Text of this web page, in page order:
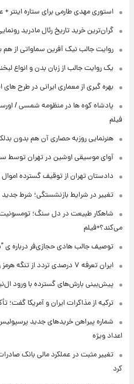
استوری مهدی طارمی برای ستاره اینتر
گران‌ترین خرید تاریخ رئال مادرید
روایت جالب نیک آفرین سماواتی از هم
یک روایت جالب از زبان بدن و انواع
بهره گیری از معماری ایرانی در طرح های
پادشاه کوه ها در منظومه شمسی /
فیلم
هنرنمایی روزبه حصاری آن هم بدون
آوای موسیقی اوشین در تهران توسط
دادستان تهران از توقیف گسترده
تغییر در شرایط بازنشستگی؛ شرط جدید
شاهکار طبیعت در دل سنگ؛
می‌کند؟+فیلم
توصیف جالب هادی حجازی‌فر درباره ی
ایران تعرفه ۷ درصدی تردد از تنگه هرمز را ابلاغ کرد
پیش‌بینی بارش‌های گسترده با ورود
ترکیه از مذاکرات ایران و آمریکا گفت؛
شماره پیراهن خریدهای جدید
اعداد ویژه
کرد